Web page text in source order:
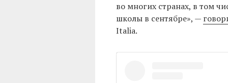
во многих странах, в том
школы в сентябре», —
Italia.